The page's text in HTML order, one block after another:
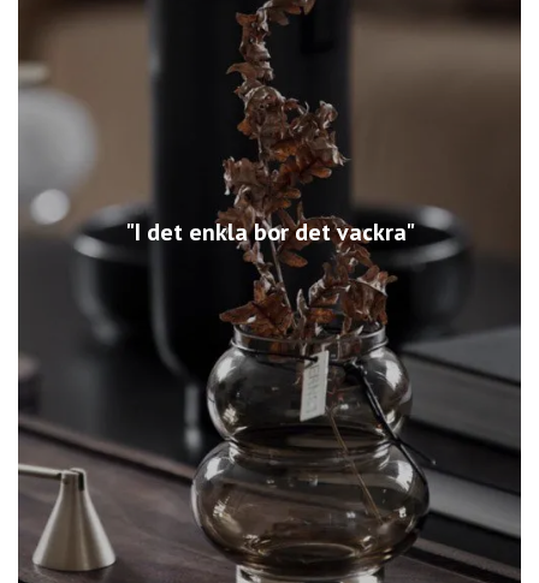
"I det enkla bor det vackra"